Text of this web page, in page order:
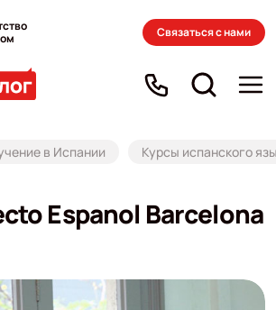
Связаться с нами
в Испании Курсы испанского
Espanol Barcelona